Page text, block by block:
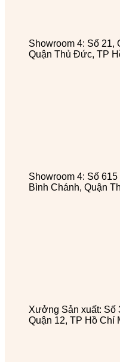
Showroom 4: Số 21,
Quận Thủ Đức, TP
Showroom 4: Số
Bình Chánh, Quận
Xưởng Sản xuất: Số
Quận 12, TP Hồ Chí